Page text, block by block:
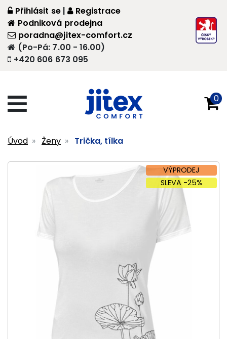
+420 606 673 095
(Po-Pá: 7.00 - 16.00)
poradna@jitex-comfort.cz
Přihlásit se |
Registrace
Podniková prodejna
0
Úvod Ženy Trička, tílka
VÝPRODEJ
SLEVA -25%